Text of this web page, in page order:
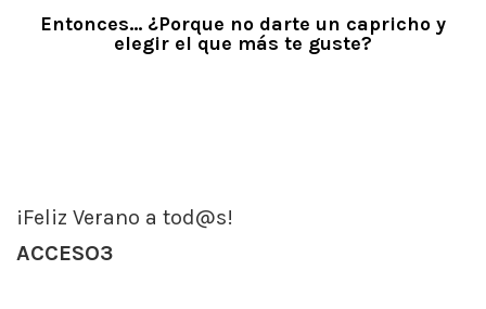
Entonces… ¿Porque no darte un capricho y
elegir el que más te guste?
¡Feliz Verano a tod@s!
ACCESO3